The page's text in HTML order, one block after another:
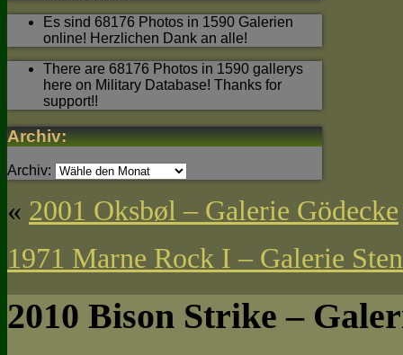
Es sind 68176 Photos in 1590 Galerien
online! Herzlichen Dank an alle!
There are 68176 Photos in 1590 gallerys
here on Military Database! Thanks for
support!!
Archiv:
Archiv:
« 2001 Oksbøl – Galerie Gödecke
1971 Marne Rock I – Galerie
2010 Bison Strike –